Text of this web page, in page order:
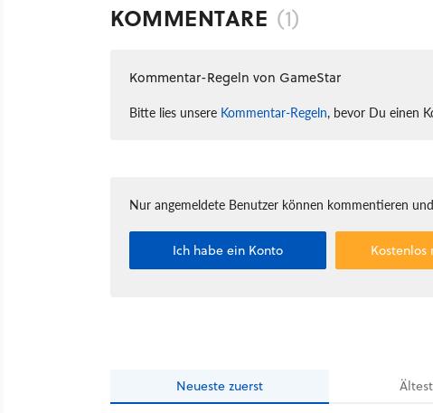
KOMMENTARE (1)
Kommentar-Regeln von GameStar
Bitte lies unsere Kommentar-Regeln, bevor Du einen
Nur angemeldete Benutzer können kommentieren
Ich habe ein Konto
Neueste zuerst